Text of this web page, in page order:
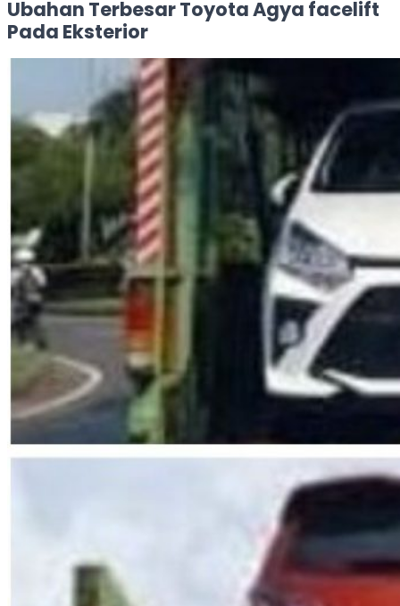
Ubahan Terbesar Toyota Agya facelift
Pada Eksterior